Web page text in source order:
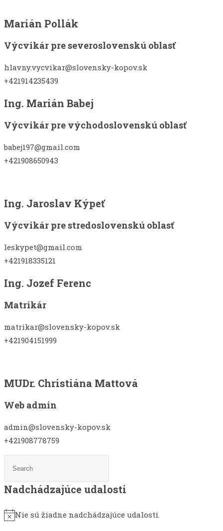
Marián Pollák
Výcvikár pre severoslovenskú oblasť
hlavny.vycvikar@slovensky-kopov.sk
+421914235439
Ing. Marián Babej
Výcvikár pre východoslovenskú oblasť
babej197@gmail.com
+421908650943
Ing. Jaroslav Kýpeť
Výcvikár pre stredoslovenskú oblasť
leskypet@gmail.com
+421918335121
Ing. Jozef Ferenc
Matrikár
matrikar@slovensky-kopov.sk
+421904151999
MUDr. Christiána Mattová
Web admin
admin@slovensky-kopov.sk
+421908778759
Nadchádzajúce udalosti
Notice
Nie sú žiadne nadchádzajúce udalosti.